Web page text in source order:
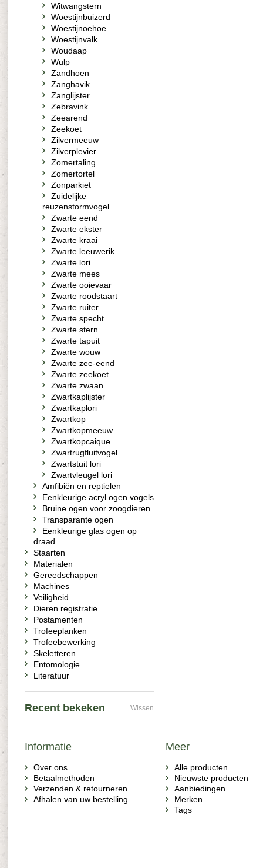
Witwangstern
Woestijnbuizerd
Woestijnoehoe
Woestijnvalk
Woudaap
Wulp
Zandhoen
Zanghavik
Zanglijster
Zebravink
Zeearend
Zeekoet
Zilvermeeuw
Zilverplevier
Zomertaling
Zomertortel
Zonparkiet
Zuidelijke
reuzenstormvogel
Zwarte eend
Zwarte ekster
Zwarte kraai
Zwarte leeuwerik
Zwarte lori
Zwarte mees
Zwarte ooievaar
Zwarte roodstaart
Zwarte ruiter
Zwarte specht
Zwarte stern
Zwarte tapuit
Zwarte wouw
Zwarte zee-eend
Zwarte zeekoet
Zwarte zwaan
Zwartkaplijster
Zwartkaplori
Zwartkop
Zwartkopmeeuw
Zwartkopcaique
Zwartrugfluitvogel
Zwartstuit lori
Zwartvleugel lori
Amfibiën en reptielen
Eenkleurige acryl ogen vogels
Bruine ogen voor zoogdieren
Transparante ogen
Eenkleurige glas ogen op
draad
Staarten
Materialen
Gereedschappen
Machines
Veiligheid
Dieren registratie
Postamenten
Trofeeplanken
Trofeebewerking
Skeletteren
Entomologie
Literatuur
Recent bekeken Wissen
Informatie
Over ons
Betaalmethoden
Verzenden & retourneren
Afhalen van uw bestelling
Meer
Alle producten
Nieuwste producten
Aanbiedingen
Merken
Tags